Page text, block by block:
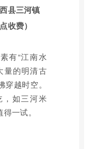
县三河镇
收费）
有“江南水
量的明清古
越时空。
如三河米
一试。